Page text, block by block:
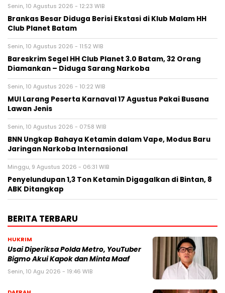
Senin, 10 Agustus 2026 - 12:23 WIB
Brankas Besar Diduga Berisi Ekstasi di Klub Malam HH
Club Planet Batam
Senin, 10 Agustus 2026 - 11:52 WIB
Bareskrim Segel HH Club Planet 3.0 Batam, 32 Orang
Diamankan – Diduga Sarang Narkoba
Senin, 10 Agustus 2026 - 10:22 WIB
MUI Larang Peserta Karnaval 17 Agustus Pakai Busana
Lawan Jenis
Senin, 10 Agustus 2026 - 07:58 WIB
BNN Ungkap Bahaya Ketamin dalam Vape, Modus Baru
Jaringan Narkoba Internasional
Minggu, 9 Agustus 2026 - 06:31 WIB
Penyelundupan 1,3 Ton Ketamin Digagalkan di Bintan, 8
ABK Ditangkap
BERITA TERBARU
HUKRIM
Usai Diperiksa Polda Metro, YouTuber
Bigmo Akui Kapok dan Minta Maaf
Senin, 10 Agu 2026 - 19:46 WIB